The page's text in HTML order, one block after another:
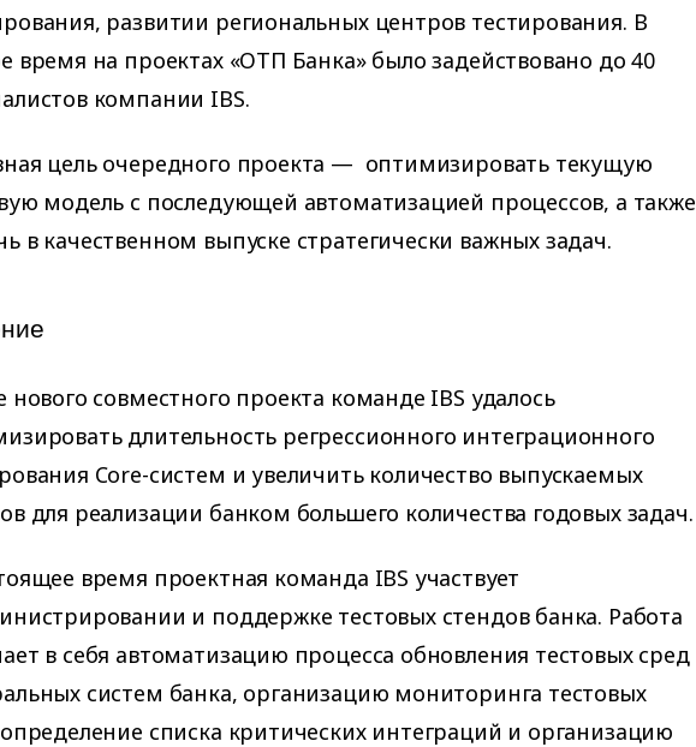
развитии региональных центров тестирования. В
время на проектах «ОТП Банка» было задействовано до 40
компании IBS.
цель очередного проекта — оптимизировать текущую
модель с последующей автоматизацией процессов, а также
в качественном выпуске стратегически важных задач.
нового совместного проекта команде IBS удалось
длительность регрессионного интеграционного
Core-систем и увеличить количество выпускаемых
для реализации банком большего количества годовых задач.
время проектная команда IBS участвует
и поддержке тестовых стендов банка. Работа
в себя автоматизацию процесса обновления тестовых сред
систем банка, организацию мониторинга тестовых
списка критических интеграций и организацию